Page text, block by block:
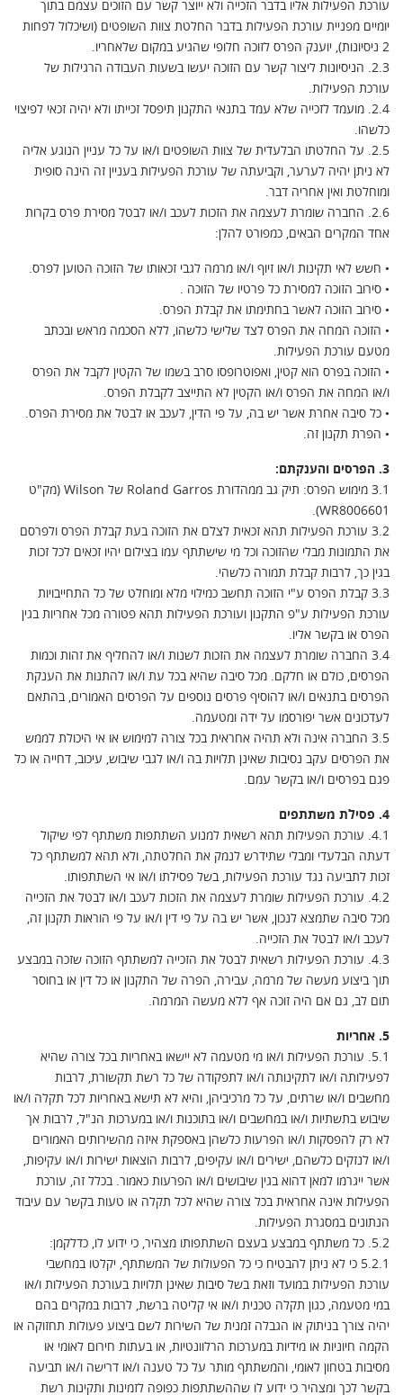
עורכת הפעילות אליו בדבר הזכייה ולא ייוצר קשר עם הזוכים עצמם בתוך
יומיים מפניית עורכת הפעילות בדבר החלטת צוות השופטים (ושיכלול לפחות
2 ניסיונות), יוענק הפרס לזוכה חלופי שהגיע במקום שלאחריו.
2.3. הניסיונות ליצור קשר עם הזוכה יעשו בשעות העבודה הרגילות של
עורכת הפעילות.
2.4. מועמד לזכייה שלא עמד בתנאי התקנון תיפסל זכייתו ולא יהיה זכאי לפיצוי
כלשהו.
2.5. על החלטתו הבלעדית של צוות השופטים ו/או על כל עניין הנוגע אליה
לא ניתן יהיה לערער, וקביעתה של עורכת הפעילות בעניין זה הינה סופית
ומוחלטת ואין אחריה דבר.
2.6. החברה שומרת לעצמה את הזכות לעכב ו/או לבטל מסירת פרס בקרות
אחד המקרים הבאים, כמפורט להלן:
• חשש לאי תקינות ו/או זיוף ו/או מרמה לגבי זכאותו של הזוכה הטוען לפרס.
• סירוב הזוכה למסירת כל פרטיו של הזוכה .
• סירוב הזוכה לאשר בחתימתו את קבלת הפרס.
• הזוכה המחה את הפרס לצד שלישי כלשהו, ללא הסכמה מראש ובכתב
מטעם עורכת הפעילות.
• הזוכה בפרס הוא קטין, ואפוטרופסו סרב בשמו של הקטין לקבל את הפרס
ו/או המחה את הפרס ו/או הקטין לא התייצב לקבלת הפרס.
• כל סיבה אחרת אשר יש בה, על פי הדין, לעכב או לבטל את מסירת הפרס.
• הפרת תקנון זה.
3. הפרסים והענקתם:
3.1 מימוש הפרס: תיק גב ממהדורת Roland Garros של Wilson (מק"ט
WR8006601).
3.2 עורכת הפעילות תהא זכאית לצלם את הזוכה בעת קבלת הפרס ולפרסם
את התמונות מבלי שהזוכה וכל מי שישתתף עמו בצילום יהיו זכאים לכל זכות
בגין כך, לרבות קבלת תמורה כלשהי.
3.3 קבלת הפרס ע"י הזוכה תחשב כמילוי מלא ומוחלט של כל התחייבויות
עורכת הפעילות ע"פ התקנון ועורכת הפעילות תהא פטורה מכל אחריות בגין
הפרס או בקשר אליו.
3.4 החברה שומרת לעצמה את הזכות לשנות ו/או להחליף את זהות וכמות
הפרסים, כולם או חלקם. מכל סיבה שהיא בכל עת ו/או להתנות את הענקת
הפרסים בתנאים ו/או להוסיף פרסים נוספים על הפרסים האמורים, בהתאם
לעדכונים אשר יפורסמו על ידה ומטעמה.
3.5 החברה אינה ולא תהיה אחראית בכל צורה למימוש או אי היכולת לממש
את הפרסים עקב נסיבות שאינן תלויות בה ו/או לגבי שיבוש, עיכוב, דחייה או כל
פגם בפרסים ו/או בקשר עמם.
4. פסילת משתתפים
4.1. עורכת הפעילות תהא רשאית למנוע השתתפות משתתף לפי שיקול
דעתה הבלעדי ומבלי שתידרש לנמק את החלטתה, ולא תהא למשתתף כל
זכות לתביעה נגד עורכת הפעילות, בשל פסילתו ו/או אי השתתפותו.
4.2. עורכת הפעילות שומרת לעצמה את הזכות לעכב ו/או לבטל את הזכייה
מכל סיבה שתמצא לנכון, אשר יש בה על פי דין ו/או על פי הוראות תקנון זה,
לעכב ו/או לבטל את הזכייה.
4.3. עורכת הפעילות רשאית לבטל את הזכייה למשתתף הזוכה שזכה במבצע
תוך ביצוע מעשה של מרמה, עבירה, הפרה של התקנון או כל דין או בחוסר
תום לב, גם אם היה זוכה אף ללא מעשה המרמה.
5. אחריות
5.1. עורכת הפעילות ו/או מי מטעמה לא יישאו באחריות בכל צורה שהיא
לפעילותה ו/או לתקינותה ו/או לתפקודה של כל רשת תקשורת, לרבות
מחשבים ו/או שרתים, על כל מרכיביהן, והיא לא תישא באחריות לכל תקלה ו/או
שיבוש בתשתיות ו/או במחשבים ו/או בתוכנות ו/או במערכות הנ"ל, לרבות אך
לא רק להפסקות ו/או הפרעות כלשהן באספקת איזה מהשירותים האמורים
ו/או לנזקים כלשהם, ישירים ו/או עקיפים, לרבות הוצאות ישירות ו/או עקיפות,
אשר ייגרמו למאן דהוא בגין שיבושים ו/או הפרעות כאמור. בכלל זה, עורכת
הפעילות אינה אחראית בכל צורה שהיא לכל תקלה או טעות בקשר עם עיבוד
הנתונים במסגרת הפעילות.
5.2. כל משתתף במבצע בעצם השתתפותו מצהיר, כי ידוע לו, כדלקמן:
5.2.1 כי לא ניתן להבטיח כי כל הפעולות של המשתתף, יקלטו במחשבי
עורכת הפעילות במועד וזאת בשל סיבות שאינן תלויות בעורכת הפעילות ו/או
במי מטעמה, כגון תקלה טכנית ו/או אי קליטה ברשת, לרבות במקרים בהם
יהיה צורך בניתוק או הגבלה זמנית של השירות לשם ביצוע פעולות תחזוקה או
הקמה חיוניות או מידיות במערכות הרלוונטיות, או בעתות חירום לאומי או
מסיבות בטחון לאומי, והמשתתף מותר על כל טענה ו/או דרישה ו/או תביעה
בקשר לכך ומצהיר כי ידוע לו שההשתתפות כפופה לזמינות ותקינות רשת